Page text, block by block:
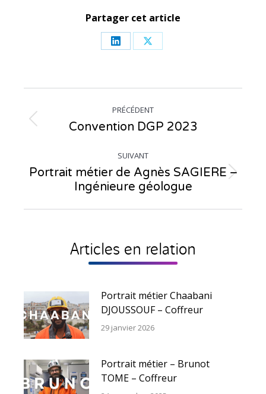
Partager cet article
Partager
LinkedIn
Partager
X
article
PRÉCÉDENT
Article
:
Convention DGP 2023
SUIVANT
Article
suivant
:
Portrait métier de Agnès SAGIERE –
Ingénieure géologue
Articles en relation
Portrait métier Chaabani
DJOUSSOUF – Coffreur
29 janvier 2026
Portrait métier – Brunot
TOME – Coffreur